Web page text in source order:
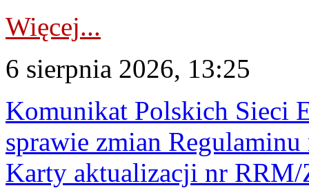
Więcej...
6 sierpnia 2026, 13:25
Komunikat Polskich Sieci
sprawie zmian
Karty aktualizacji nr